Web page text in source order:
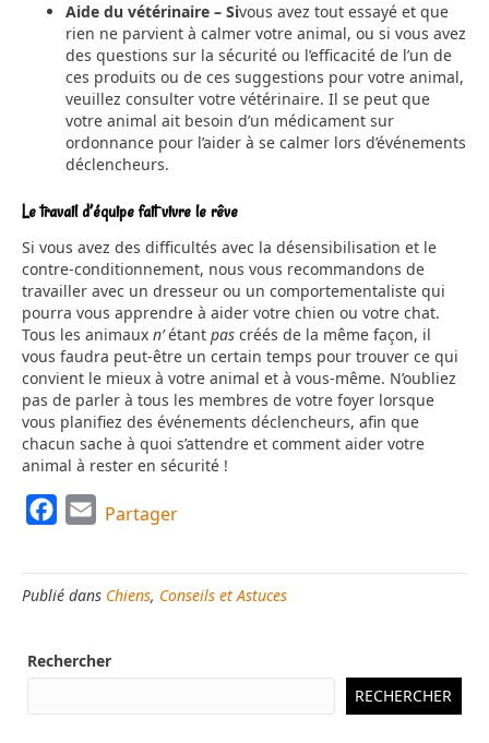
Aide du vétérinaire – Sivous avez tout essayé et que
rien ne parvient à calmer votre animal, ou si vous avez
des questions sur la sécurité ou l’efficacité de l’un de
ces produits ou de ces suggestions pour votre animal,
veuillez consulter votre vétérinaire. Il se peut que
votre animal ait besoin d’un médicament sur
ordonnance pour l’aider à se calmer lors d’événements
déclencheurs.
Le travail d’équipe fait vivre le rêve
Si vous avez des difficultés avec la désensibilisation et le
contre-conditionnement, nous vous recommandons de
travailler avec un dresseur ou un comportementaliste qui
pourra vous apprendre à aider votre chien ou votre chat.
Tous les animaux n’étant pas créés de la même façon, il
vous faudra peut-être un certain temps pour trouver ce qui
convient le mieux à votre animal et à vous-même. N’oubliez
pas de parler à tous les membres de votre foyer lorsque
vous planifiez des événements déclencheurs, afin que
chacun sache à quoi s’attendre et comment aider votre
animal à rester en sécurité !
c
e
o
a
i
Partager
Publié dans Chiens, Conseils et Astuces
Rechercher
RECHERCHER